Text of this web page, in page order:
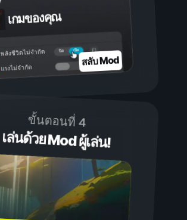
เกมของคุณ
เปิด
ปิด
พลังชีวิตไม่จำกัด
แรงไม่จำกัด สลับ Mod
ขั้นตอนที่ 4
เล่นด้วย Mod ผู้เล่น!